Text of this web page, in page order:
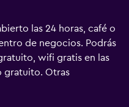
las 24 horas, café o
de negocios. Podrás
wifi gratis en las
gratuito. Otras
conferencias, servicio
Inn & Suites Circleville